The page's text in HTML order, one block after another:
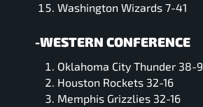
Washington Wizards 7-41
-WESTERN CONFERENCE
Oklahoma City Thunder 38-9
Houston Rockets 32-16
Memphis Grizzlies 32-16